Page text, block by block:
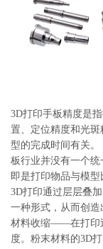
3D打印手板精度是
置、定位精度和光
型的完成时间有关
板行业并没有一个统
即是打印物品与模型
3D打印通过层层叠
一种形式，从而创
材料收缩——在打印
度。粉末材料的3D